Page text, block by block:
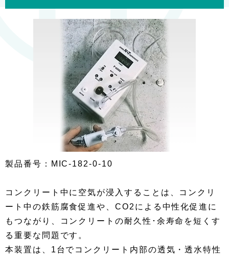
製品番号：MIC-182-0-10
コンクリート中に空気が浸入することは、コンクリ
ート中の鉄筋腐食促進や、CO2による中性化促進に
もつながり、コンクリートの耐久性･余寿命を短くす
る重要な問題です。
本装置は、1台でコンクリート内部の透気・透水特性